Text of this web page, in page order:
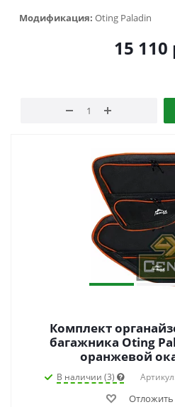
Модификация: Oting Paladin
15 110
Комплект
багажника Oting
оранжевой
В наличии (3)
Отложить